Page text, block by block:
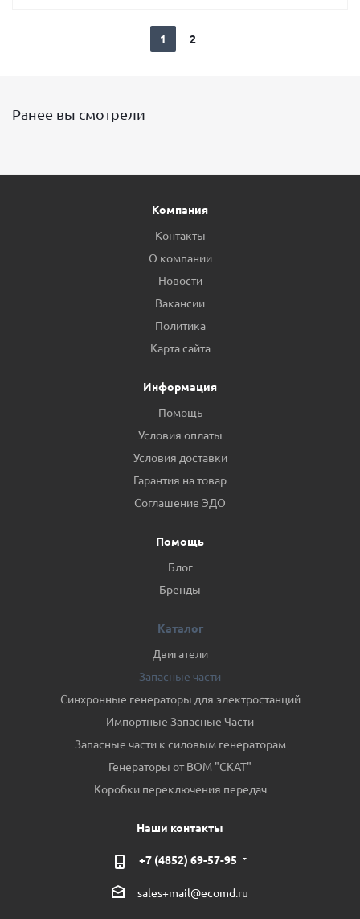
1 2
Ранее вы смотрели
Компания
Контакты
О компании
Новости
Вакансии
Политика
Карта сайта
Информация
Помощь
Условия оплаты
Условия доставки
Гарантия на товар
Соглашение ЭДО
Помощь
Блог
Бренды
Каталог
Двигатели
Запасные части
Синхронные генераторы для электростанций
Импортные Запасные Части
Запасные части к силовым генераторам
Генераторы от ВОМ "СКАТ"
Коробки переключения передач
Наши контакты
+7 (4852) 69-57-95
sales+mail@ecomd.ru